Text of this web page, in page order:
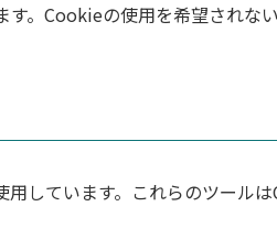
。Cookieの使用を希望されな
しています。これらのツール